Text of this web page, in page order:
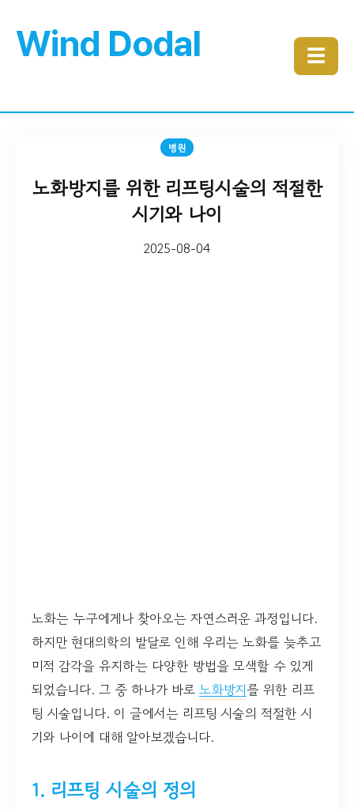
Wind Dodal ☰
병원
노화방지를 위한 리프팅시술의 적절한
시기와 나이
2025-08-04
노화는 누구에게나 찾아오는 자연스러운 과정입니다.
하지만 현대의학의 발달로 인해 우리는 노화를 늦추고
미적 감각을 유지하는 다양한 방법을 모색할 수 있게
되었습니다. 그 중 하나가 바로 노화방지를 위한 리프
팅 시술입니다. 이 글에서는 리프팅 시술의 적절한 시
기와 나이에 대해 알아보겠습니다.
1. 리프팅 시술의 정의